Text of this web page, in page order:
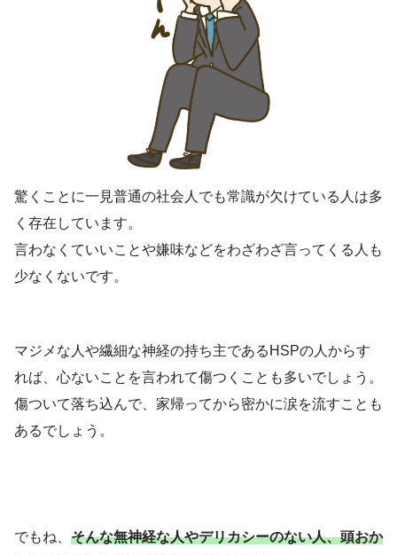
驚くことに一見普通の社会人でも常識が欠けている人は多
く存在しています。
言わなくていいことや嫌味などをわざわざ言ってくる人も
少なくないです。
マジメな人や繊細な神経の持ち主であるHSPの人からす
れば、心ないことを言われて傷つくことも多いでしょう。
傷ついて落ち込んで、家帰ってから密かに涙を流すことも
あるでしょう。
でもね、 そんな無神経な人やデリカシーのない人、頭おか